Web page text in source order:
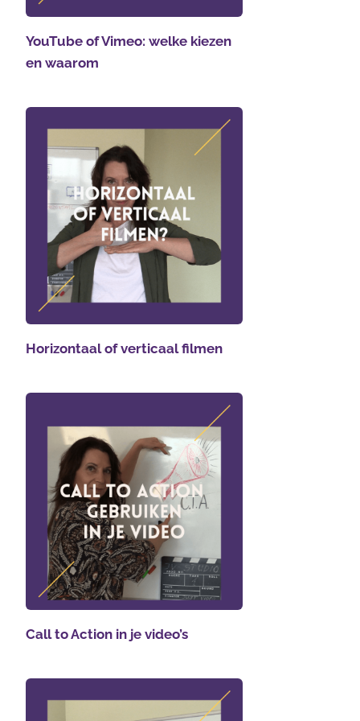
YouTube of Vimeo: welke kiezen
en waarom
Horizontaal of verticaal filmen
Call to Action in je video’s